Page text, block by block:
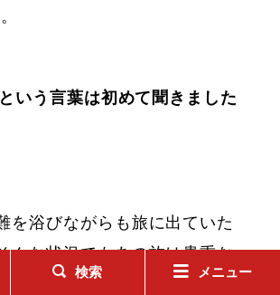
検索 メニュー
いう言葉は初めて聞きました
を浴びながらも旅に出ていた
んな状況でもあの旅は貴重な
と思いますね。400人乗りの